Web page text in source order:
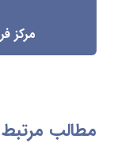
مرکز
مطالب